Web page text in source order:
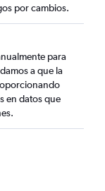
por cambios.
para
a que la
en datos que